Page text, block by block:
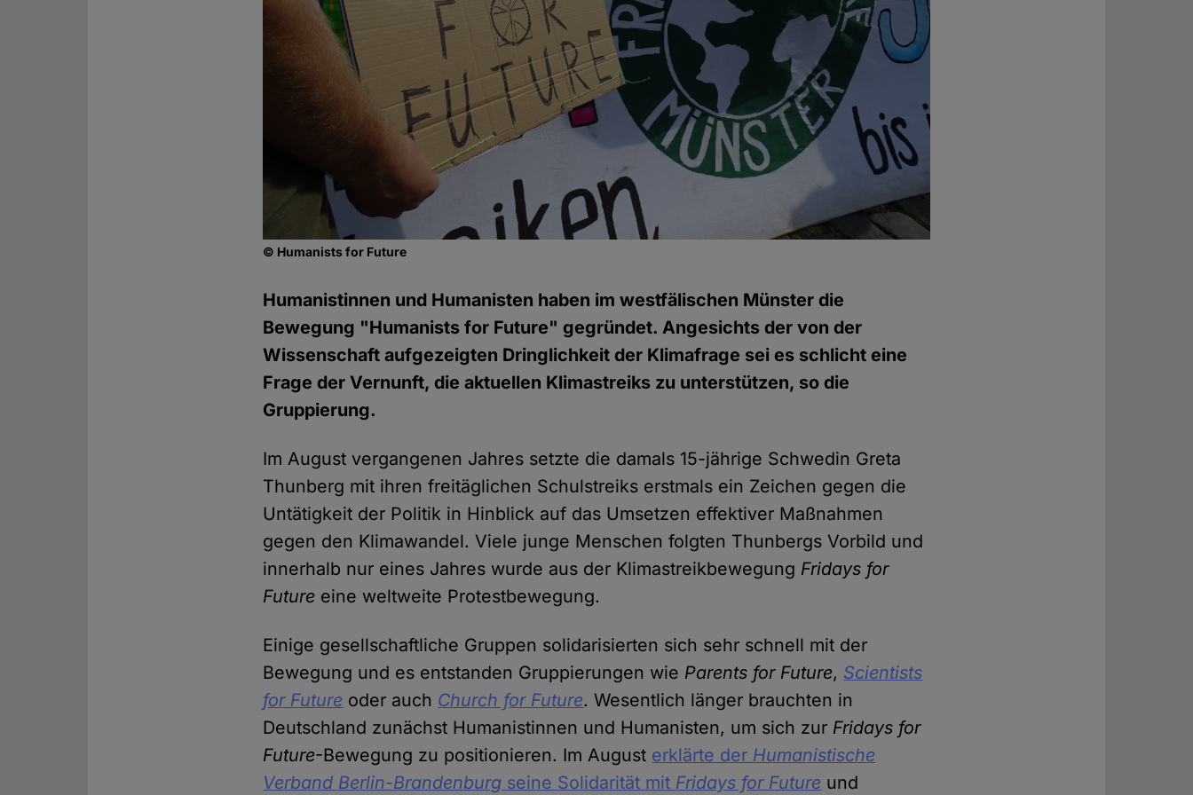
© Humanists for Future
Humanistinnen und Humanisten haben im westfälischen Münster die
Bewegung "Humanists for Future" gegründet. Angesichts der von der
Wissenschaft aufgezeigten Dringlichkeit der Klimafrage sei es schlicht eine
Frage der Vernunft, die aktuellen Klimastreiks zu unterstützen, so die
Gruppierung.
Im August vergangenen Jahres setzte die damals 15-jährige Schwedin Greta
Thunberg mit ihren freitäglichen Schulstreiks erstmals ein Zeichen gegen die
Untätigkeit der Politik in Hinblick auf das Umsetzen effektiver Maßnahmen
gegen den Klimawandel. Viele junge Menschen folgten Thunbergs Vorbild und
innerhalb nur eines Jahres wurde aus der Klimastreikbewegung Fridays for
Future eine weltweite Protestbewegung.
Einige gesellschaftliche Gruppen solidarisierten sich sehr schnell mit der
Bewegung und es entstanden Gruppierungen wie Parents for Future, Scientists
for Future oder auch Church for Future. Wesentlich länger brauchten in
Deutschland zunächst Humanistinnen und Humanisten, um sich zur Fridays for
Future-Bewegung zu positionieren. Im August erklärte der Humanistische
Verband Berlin-Brandenburg seine Solidarität mit Fridays for Future und